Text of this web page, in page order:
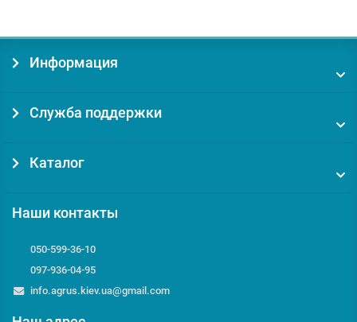
Информация
Служба поддержки
Каталог
Наши контакты
050-599-36-10
097-936-04-95
info.agrus.kiev.ua@gmail.com